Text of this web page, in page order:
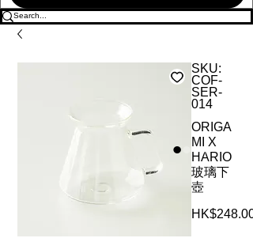
SKU:
COF-
SER-
014
ORIGA
MI X
HARIO
玻璃下
壺
HK$248.00